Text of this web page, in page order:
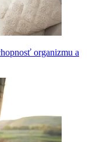
organizmu a